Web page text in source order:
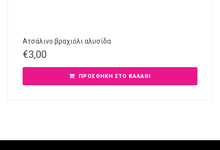
Ατσάλινο βραχιόλι αλυσίδα
€3,00
ΠΡΟΣΘΉΚΗ ΣΤΟ ΚΑΛΆΘΙ